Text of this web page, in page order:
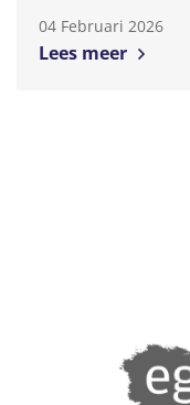
04 Februari 2026
Lees meer